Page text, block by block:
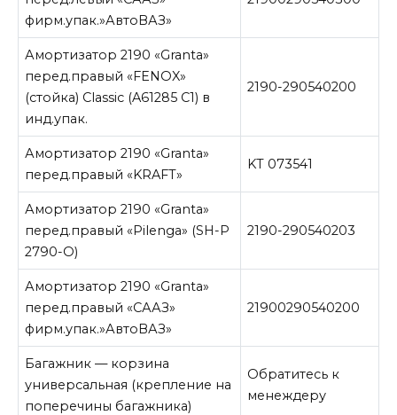
фирм.упак.»АвтоВАЗ»
Амортизатор 2190 «Granta»
перед.правый «FENOX»
(стойка) Classic (A61285 C1) в
инд.упак.
2190-290540200
Амортизатор 2190 «Granta»
перед.правый «KRAFT»
KT 073541
Амортизатор 2190 «Granta»
перед.правый «Pilenga» (SН-P
2790-О)
2190-290540203
Амортизатор 2190 «Granta»
перед.правый «СААЗ»
фирм.упак.»АвтоВАЗ»
21900290540200
Багажник — корзина
универсальная (крепление на
поперечины багажника)
Обратитесь к
менеждеру